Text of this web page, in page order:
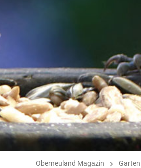
Oberneuland Magazin Garten